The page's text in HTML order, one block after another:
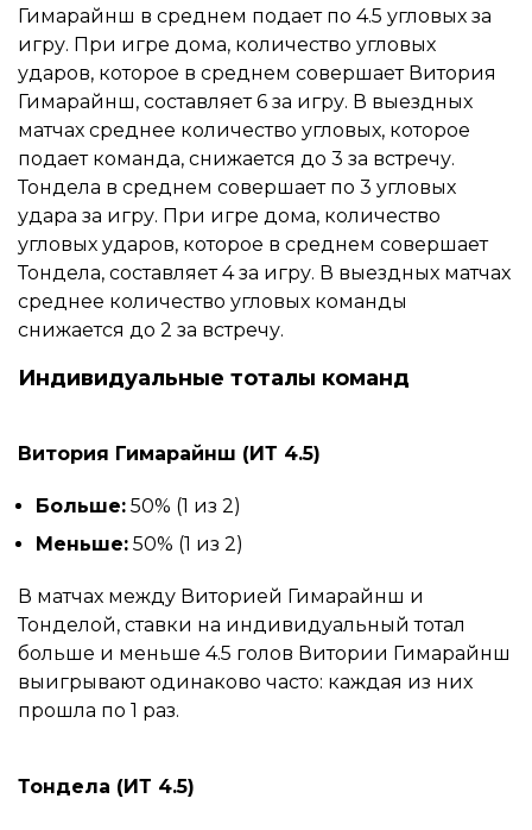
Гимарайнш в среднем подает по 4.5 угловых за
игру. При игре дома, количество угловых
ударов, которое в среднем совершает Витория
Гимарайнш, составляет 6 за игру. В выездных
матчах среднее количество угловых, которое
подает команда, снижается до 3 за встречу.
Тондела в среднем совершает по 3 угловых
удара за игру. При игре дома, количество
угловых ударов, которое в среднем совершает
Тондела, составляет 4 за игру. В выездных матчах
среднее количество угловых команды
снижается до 2 за встречу.
Индивидуальные тоталы команд
Витория Гимарайнш (ИТ 4.5)
Больше: 50% (1 из 2)
Меньше: 50% (1 из 2)
В матчах между Виторией Гимарайнш и
Тонделой, ставки на индивидуальный тотал
больше и меньше 4.5 голов Витории Гимарайнш
выигрывают одинаково часто: каждая из них
прошла по 1 раз.
Тондела (ИТ 4.5)